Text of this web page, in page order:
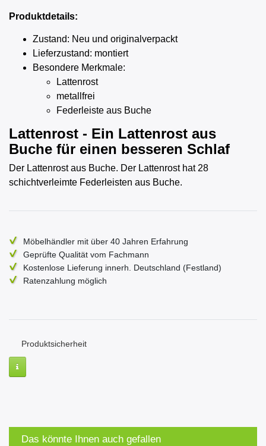
Produktdetails:
Zustand: Neu und originalverpackt
Lieferzustand: montiert
Besondere Merkmale:
Lattenrost
metallfrei
Federleiste aus Buche
Lattenrost - Ein Lattenrost aus
Buche für einen besseren Schlaf
Der Lattenrost aus Buche. Der Lattenrost hat 28
schichtverleimte Federleisten aus Buche.
Möbelhändler mit über 40 Jahren Erfahrung
Geprüfte Qualität vom Fachmann
Kostenlose Lieferung innerh. Deutschland (Festland)
Ratenzahlung möglich
Produktsicherheit
Das könnte Ihnen auch gefallen